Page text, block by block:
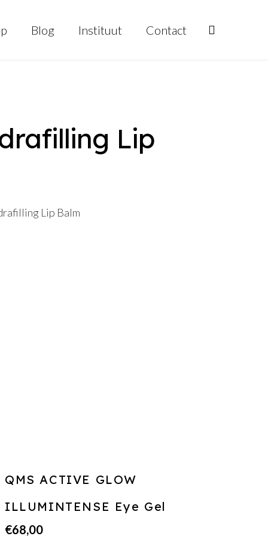
Blog Instituut Contact
Lip
Lip Balm
QMS ACTIVE GLOW
ILLUMINTENSE Eye Gel
€68,00